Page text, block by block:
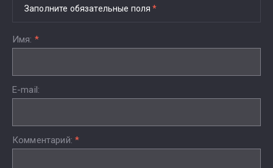
Заполните обязательные поля*
Имя: *
E-mail:
Комментарий:*